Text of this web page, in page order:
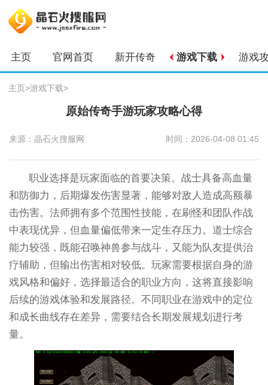
主页 官网首页 新开传奇 游戏下载 游戏
主页>游戏下载>
原始传奇手游玩家攻略心得
来源：晶石火搜服网 时间：2026-04-08 01:45
职业选择是玩家面临的首要决策。战士具备高血量
和防御力，后期爆发伤害显著，能够对敌人造成高额暴
击伤害。法师拥有多个范围性技能，在刷怪和团队作战
中表现优异，但血量偏低带来一定生存压力。道士综合
能力较强，既能召唤神兽参与战斗，又能为队友提供治
疗辅助，但输出伤害相对较低。玩家需要根据自身的游
戏风格和偏好，选择最适合的职业方向，这将直接影响
后续的游戏体验和发展路径。不同职业在游戏中的定位
和成长曲线存在差异，需要结合长期发展规划进行考
量。